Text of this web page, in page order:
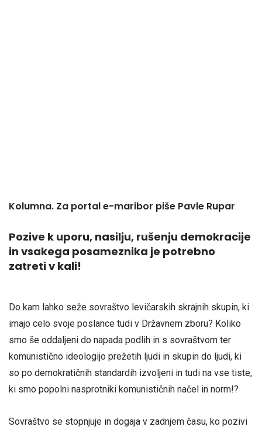
Kolumna. Za portal e-maribor piše Pavle Rupar
Pozive k uporu, nasilju, rušenju demokracije
in vsakega posameznika je potrebno
zatreti v kali!
Do kam lahko seže sovraštvo levičarskih skrajnih skupin, ki
imajo celo svoje poslance tudi v Državnem zboru? Koliko
smo še oddaljeni do napada podlih in s sovraštvom ter
komunistično ideologijo prežetih ljudi in skupin do ljudi, ki
so po demokratičnih standardih izvoljeni in tudi na vse tiste,
ki smo popolni nasprotniki komunističnih načel in norm!?
Sovraštvo se stopnjuje in dogaja v zadnjem času, ko pozivi